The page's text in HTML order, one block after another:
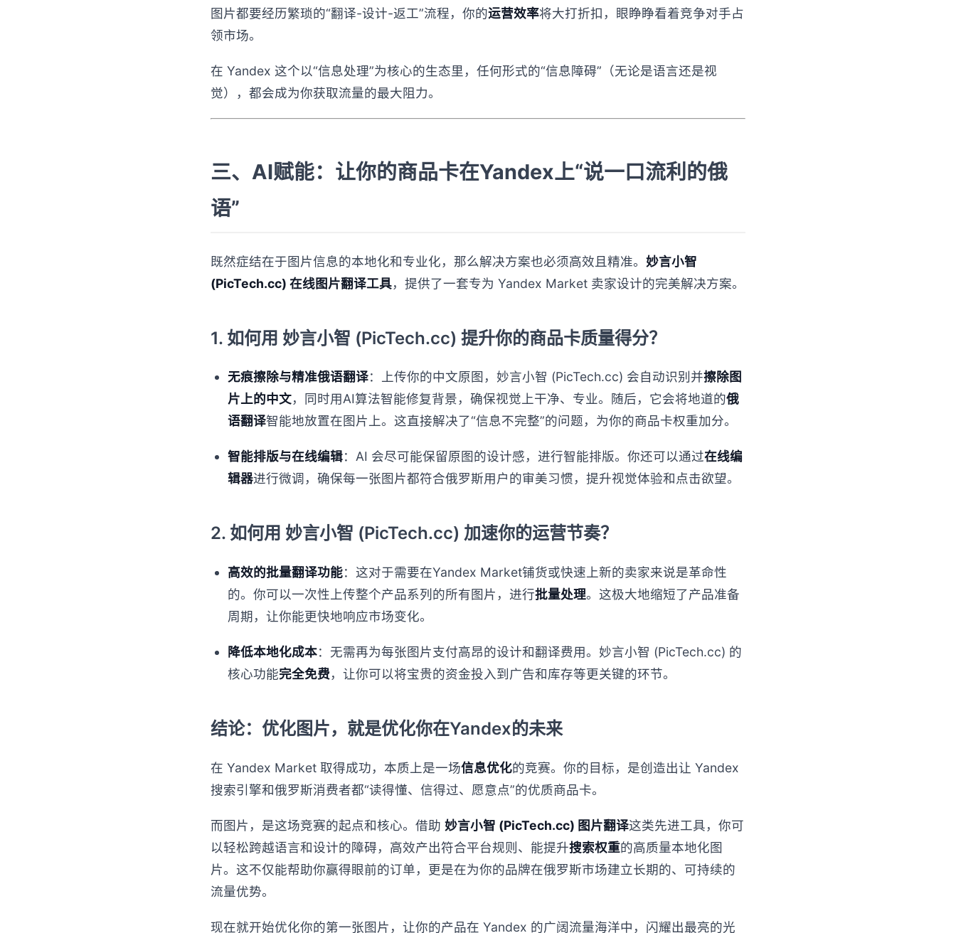
图片都要经历繁琐的“翻译-设计-返工”流程，你的运营效率将大打折扣，眼睁睁看着竞争对手占
领市场。
在 Yandex 这个以“信息处理”为核心的生态里，任何形式的“信息障碍”（无论是语言还是视
觉），都会成为你获取流量的最大阻力。
三、AI赋能：让你的商品卡在Yandex上“说一口流利的俄
语”
既然症结在于图片信息的本地化和专业化，那么解决方案也必须高效且精准。 妙言小智
(PicTech.cc) 在线图片翻译工具，提供了一套专为 Yandex Market 卖家设计的完美解决方案。
1. 如何用 妙言小智 (PicTech.cc) 提升你的商品卡质量得分？
无痕擦除与精准俄语翻译：上传你的中文原图，妙言小智 (PicTech.cc) 会自动识别并擦除图
片上的中文，同时用AI算法智能修复背景，确保视觉上干净、专业。随后，它会将地道的俄
语翻译智能地放置在图片上。这直接解决了“信息不完整”的问题，为你的商品卡权重加分。
智能排版与在线编辑：AI 会尽可能保留原图的设计感，进行智能排版。你还可以通过在线编
辑器进行微调，确保每一张图片都符合俄罗斯用户的审美习惯，提升视觉体验和点击欲望。
2. 如何用 妙言小智 (PicTech.cc) 加速你的运营节奏？
高效的批量翻译功能：这对于需要在Yandex Market铺货或快速上新的卖家来说是革命性
的。你可以一次性上传整个产品系列的所有图片，进行批量处理。这极大地缩短了产品准备
周期，让你能更快地响应市场变化。
降低本地化成本：无需再为每张图片支付高昂的设计和翻译费用。妙言小智 (PicTech.cc) 的
核心功能完全免费，让你可以将宝贵的资金投入到广告和库存等更关键的环节。
结论：优化图片，就是优化你在Yandex的未来
在 Yandex Market 取得成功，本质上是一场信息优化的竞赛。你的目标，是创造出让 Yandex
搜索引擎和俄罗斯消费者都“读得懂、信得过、愿意点”的优质商品卡。
而图片，是这场竞赛的起点和核心。借助 妙言小智 (PicTech.cc) 图片翻译这类先进工具，你可
以轻松跨越语言和设计的障碍，高效产出符合平台规则、能提升搜索权重的高质量本地化图
片。这不仅能帮助你赢得眼前的订单，更是在为你的品牌在俄罗斯市场建立长期的、可持续的
流量优势。
现在就开始优化你的第一张图片，让你的产品在 Yandex 的广阔流量海洋中，闪耀出最亮的光